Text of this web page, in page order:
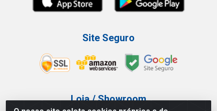
Site Seguro
Loja / Showroom